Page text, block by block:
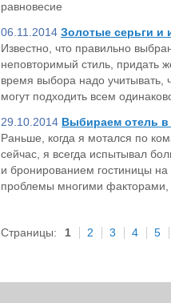
равновесие
06.11.2014 Золотые серьги и
Известно, что правильно
неповторимый стиль, придать
время выбора надо учитывать,
могут подходить всем
29.10.2014 Выбираем отель
Раньше, когда я мотался по
сейчас, я всегда испытывал
и бронированием гостиницы на
проблемы многими факторами,
Страницы: 1 2 3 4 5